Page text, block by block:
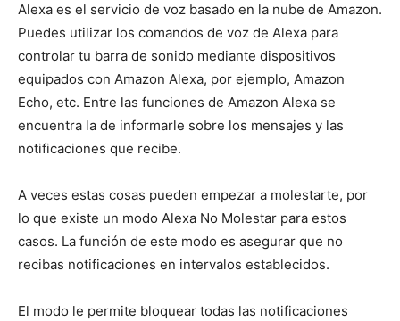
Alexa es el servicio de voz basado en la nube de Amazon.
Puedes utilizar los comandos de voz de Alexa para
controlar tu barra de sonido mediante dispositivos
equipados con Amazon Alexa, por ejemplo, Amazon
Echo, etc. Entre las funciones de Amazon Alexa se
encuentra la de informarle sobre los mensajes y las
notificaciones que recibe.
A veces estas cosas pueden empezar a molestarte, por
lo que existe un modo Alexa No Molestar para estos
casos. La función de este modo es asegurar que no
recibas notificaciones en intervalos establecidos.
El modo le permite bloquear todas las notificaciones